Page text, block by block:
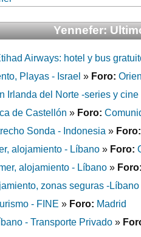
Yennefer:
Airways: hotel y bus
Playas - Israel » Foro:
Irlanda del Norte -series y cine
de Castellón » Foro:
Sonda - Indonesia » Foro:
alojamiento - Líbano » Foro:
alojamiento - Líbano » Foro:
zonas seguras -Líbano
- FINE » Foro: Madrid
- Transporte Privado »